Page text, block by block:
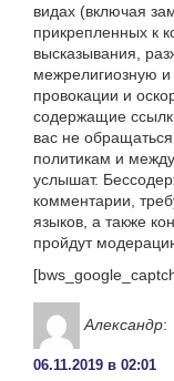
видах (включая
прикрепленных к
высказывания,
межрелигиозную
провокации и
содержащие
вас не
политикам и
услышат.
комментарии,
языков, а также
пройдут
Александр:
06.11.2019 в 02:01